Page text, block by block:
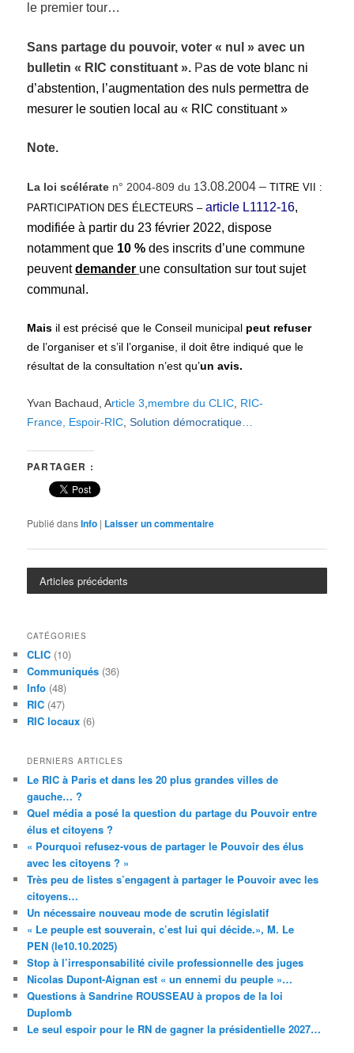
le premier tour…
Sans partage du pouvoir, voter « nul » avec un
bulletin « RIC constituant ». Pas de vote blanc ni
d’abstention, ’augmentation des nuls permettra de
mesurer le soutien localau « RIC constituant »
Note.
La loi scélérate n° 2004-809 du 13.08.2004 – TITRE VII :
PARTICIPATION DES ÉLECTEURS – article L1112-16,
modifiée à partir du 23 février 2022, dispose
notammentque 10 % des inscrits d’une commune
peuventdemander une consultation sur tout sujet
communal .
Mais il est précisé que leConseil municipal peut refuser
de l’organiser et s’il l’organise, ildoit être indiqué que le
résultat de la consultation n’est qu’un avis.
Yvan Bachaud,Article 3,membre du CLIC, RIC-
France, Espoir-RIC, Solution démocratique…
PARTAGER :
Publié dansInfo | Laisser un commentaire
Articles précédents
CATÉGORIES
CLIC (10)
Communiqués (36)
Info (48)
RIC (47)
RIC locaux (6)
DERNIERS ARTICLES
Le RIC à Paris et dans les 20 plus grandes villes de
gauche… ?
Quel média a posé la question du partage du Pouvoir entre
élus et citoyens ?
« Pourquoi refusez-vous de partager le Pouvoir des élus
avec les citoyens ? »
Très peu de listes s’engagent à partager le Pouvoir avec les
citoyens…
Un nécessaire nouveau mode de scrutin législatif
« Le peuple est souverain, c’est lui qui décide.», M. Le
PEN (le10.10.2025)
Stop à l’irresponsabilité civile professionnelle des juges
Nicolas Dupont-Aignan est « un ennemi du peuple »…
Questions à Sandrine ROUSSEAU à propos de la loi
Duplomb
Le seul espoir pour le RN de gagner la présidentielle 2027…